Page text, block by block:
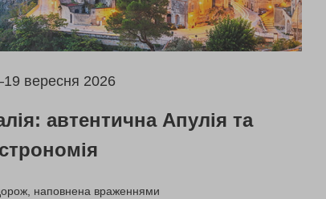
вересня 2026
автентична Апулія та
наповнена враженнями